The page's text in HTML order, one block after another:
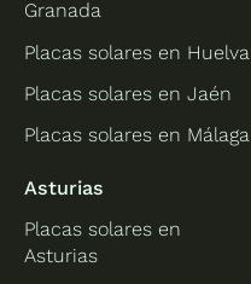
Granada
Placas solares en Huelva
Placas solares en Jaén
Placas solares en Málaga
Asturias
Placas solares en
Asturias